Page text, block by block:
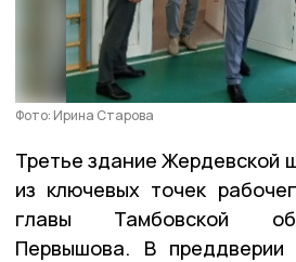
Фото: Ирина Старова
Третье здание Жердевской
из ключевых точек
главы Тамбовской
Первышова. В преддверии